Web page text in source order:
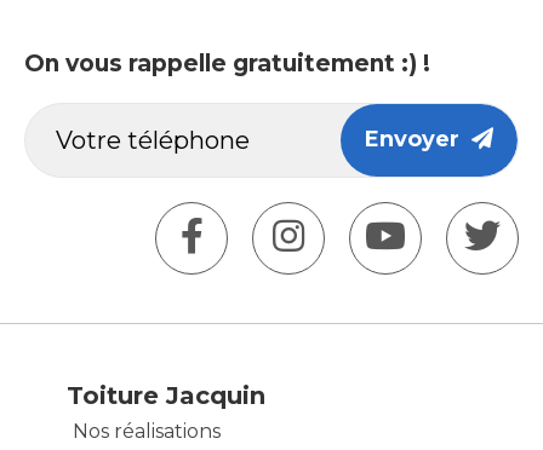
On vous rappelle gratuitement :) !
Envoyer
Toiture Jacquin
Nos réalisations